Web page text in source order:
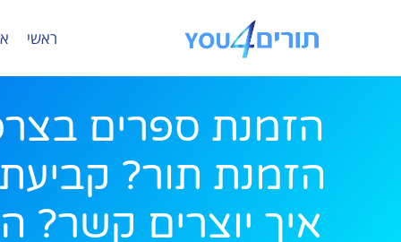
ראשי
הזמנת ספרים
הזמנת תור?
איך יוצרים קשר?